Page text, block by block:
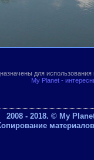
для
My Planet -
2008 - 2018. © My